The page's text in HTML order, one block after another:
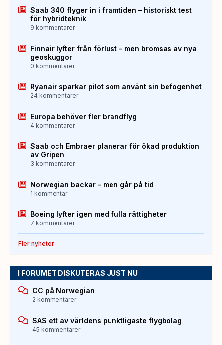
Saab 340 flyger in i framtiden – historiskt test
för hybridteknik
9 kommentarer
Finnair lyfter från förlust – men bromsas av nya
geoskuggor
0 kommentarer
Ryanair sparkar pilot som använt sin befogenhet
24 kommentarer
Europa behöver fler brandflyg
4 kommentarer
Saab och Embraer planerar för ökad produktion
av Gripen
3 kommentarer
Norwegian backar – men går på tid
1 kommentar
Boeing lyfter igen med fulla rättigheter
7 kommentarer
Fler nyheter
I FORUMET DISKUTERAS JUST NU
CC på Norwegian
2 kommentarer
SAS ett av världens punktligaste flygbolag
45 kommentarer